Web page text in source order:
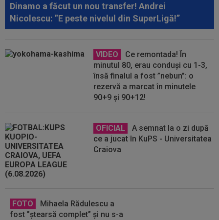
Dinamo a făcut un nou transfer! Andrei
Nicolescu: ”E peste nivelul din SuperLigă!”
VIDEO
Ce remontada! În
minutul 80, erau conduși cu 1-3,
însă finalul a fost ”nebun”: o
rezervă a marcat în minutele
90+9 și 90+12!
OFICIAL
A semnat la o zi după
ce a jucat în KuPS - Universitatea
Craiova
FOTO
Mihaela Rădulescu a
fost ”ștearsă complet” și nu s-a